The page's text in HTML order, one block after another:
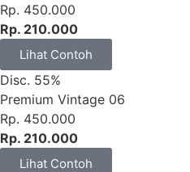
Rp. 450.000
Rp. 210.000
Lihat Contoh
Disc. 55%
Premium Vintage 06
Rp. 450.000
Rp. 210.000
Lihat Contoh